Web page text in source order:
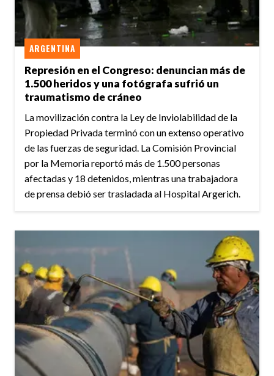
Represión en el Congreso: denuncian más de
1.500 heridos y una fotógrafa sufrió un
traumatismo de cráneo
ARGENTINA
La movilización contra la Ley de Inviolabilidad de la
Propiedad Privada terminó con un extenso operativo
de las fuerzas de seguridad. La Comisión Provincial
por la Memoria reportó más de 1.500 personas
afectadas y 18 detenidos, mientras una trabajadora
de prensa debió ser trasladada al Hospital Argerich.